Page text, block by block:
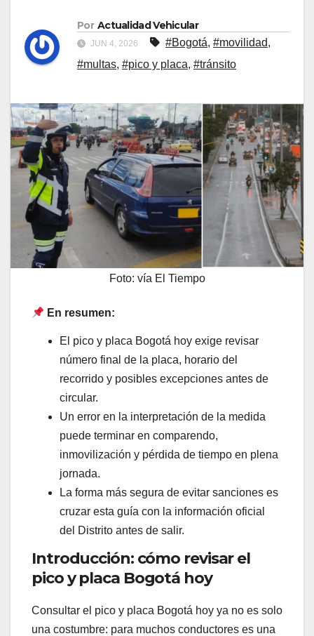
Por Actualidad Vehicular
JUN 4, 2026 #Bogotá, #movilidad,
#multas, #pico y placa, #tránsito
Foto: vía El Tiempo
En resumen:
El pico y placa Bogotá hoy exige revisar
número final de la placa, horario del
recorrido y posibles excepciones antes de
circular.
Un error en la interpretación de la medida
puede terminar en comparendo,
inmovilización y pérdida de tiempo en plena
jornada.
La forma más segura de evitar sanciones es
cruzar esta guía con la información oficial
del Distrito antes de salir.
Introducción: cómo revisar el
pico y placa Bogotá hoy
Consultar el pico y placa Bogotá hoy ya no es solo
una costumbre: para muchos conductores es una